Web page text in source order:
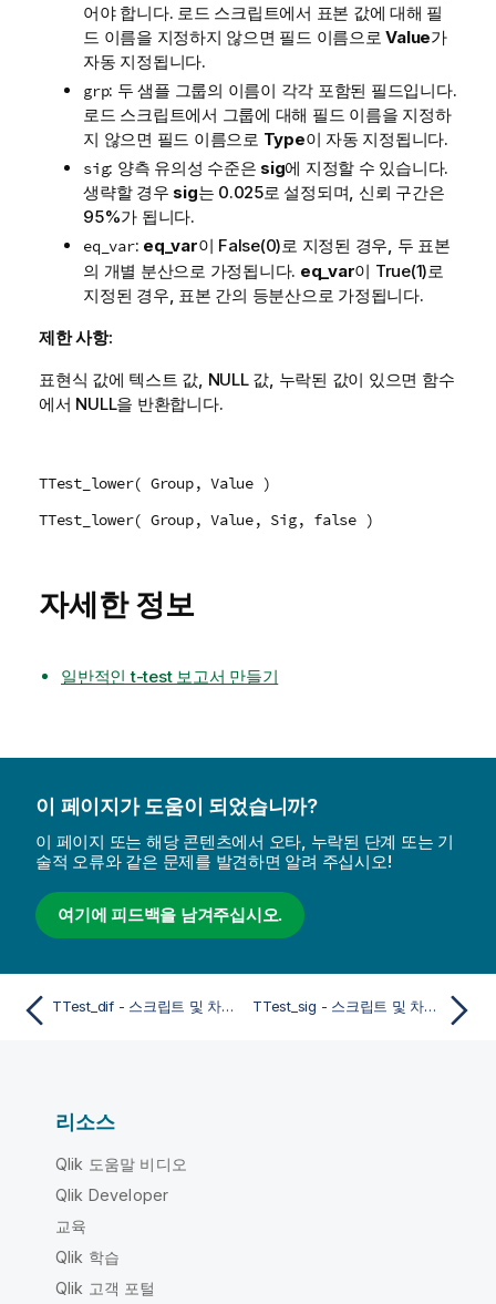
어야 합니다. 로드 스크립트에서 표본 값에 대해 필
드 이름을 지정하지 않으면 필드 이름으로Value가
자동 지정됩니다.
grp: 두 샘플 그룹의 이름이 각각 포함된 필드입니다.
로드 스크립트에서 그룹에 대해 필드 이름을 지정하
지 않으면 필드 이름으로 Type이 자동 지정됩니다.
sig: 양측 유의성 수준은 sig에 지정할 수 있습니다.
생략할 경우 sig는 0.025로 설정되며, 신뢰 구간은
95%가 됩니다.
eq_var: eq_var이 False(0)로 지정된 경우, 두 표본
의 개별 분산으로 가정됩니다. eq_var이 True(1)로
지정된 경우, 표본 간의 등분산으로 가정됩니다.
제한 사항:
표현식 값에 텍스트 값, NULL값, 누락된 값이 있으면 함수
에서 NULL을 반환합니다.
TTest_lower( Group, Value )
TTest_lower( Group, Value, Sig, false )
자세한 정보
일반적인 t-test 보고서 만들기
이 페이지가 도움이 되었습니까?
이 페이지 또는 해당 콘텐츠에서 오타, 누락된 단계 또는 기
술적 오류와 같은 문제를 발견하면 알려 주십시오!
여기에 피드백을 남겨주십시오.
TTest_dif - 스크립트 및 차트 함수 TTest_sig - 스크립트 및 차트 함수
리소스
Qlik 도움말 비디오
Qlik Developer
교육
Qlik 학습
Qlik 고객 포털